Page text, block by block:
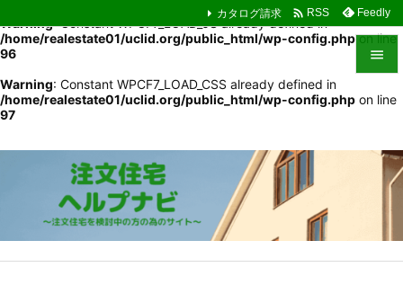
Warning: Constant WPCF7_LOAD_JS already defined in
/home/realestate01/uclid.org/public_html/wp-config.phpon line
96
Warning: Constant WPCF7_LOAD_CSS already defined in
/home/realestate01/uclid.org/public_html/wp-config.php on line
97


メニュ
サイド


カタログ請求  RSS Feedly